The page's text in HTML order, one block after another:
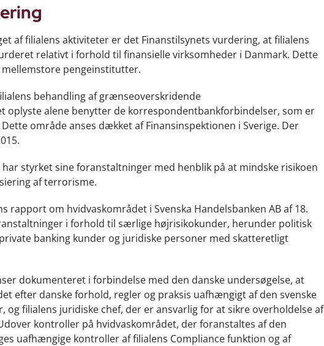
af filialens aktiviteter er det Finanstilsynets vurdering, at filialens
relativt i forhold til finansielle virksomheder i Danmark. Dette
pengeinstitutter.
behandling af grænseoverskridende
alene benytter de korrespondentbankforbindelser, som er
område anses dækket af Finansinspektionen i Sverige. Der
styrket sine foranstaltninger med henblik på at mindske risikoen
af terrorisme.
om hvidvaskområdet i Svenska Handelsbanken AB af 18.
i forhold til særlige højrisikokunder, herunder politisk
banking kunder og juridiske personer med skatteretligt
dokumenteret i forbindelse med den danske undersøgelse, at
efter danske forhold, regler og praksis uafhængigt af den svenske
filialens juridiske chef, der er ansvarlig for at sikre overholdelse af
kontroller på hvidvaskområdet, der foranstaltes af den
uafhængige kontroller af filialens Compliance funktion og af